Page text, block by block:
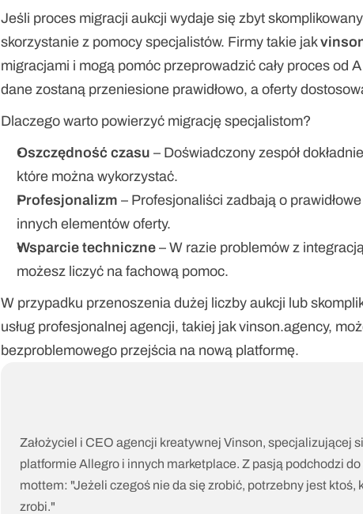
Jeśli proces migracji aukcji wydaje się zbyt
skorzystanie z pomocy specjalistów. Firmy takie jak
migracjami i mogą pomóc przeprowadzić cały proces od
dane zostaną przeniesione prawidłowo, a oferty
Dlaczego warto powierzyć migrację specjalistom?
Oszczędność czasu – Doświadczony zespół
które można wykorzystać.
Profesjonalizm – Profesjonaliści zadbają o
innych elementów oferty.
Wsparcie techniczne – W razie problemów z
możesz liczyć na fachową pomoc.
W przypadku przenoszenia dużej liczby aukcji lub
usług profesjonalnej agencji, takiej jak vinson.agency,
bezproblemowego przejścia na nową platformę.
Założyciel i CEO agencji kreatywnej Vinson, specjalizującej
platformie Allegro i innych marketplace. Z pasją podchodzi
mottem: "Jeżeli czegoś nie da się zrobić, potrzebny jest ktoś,
zrobi."